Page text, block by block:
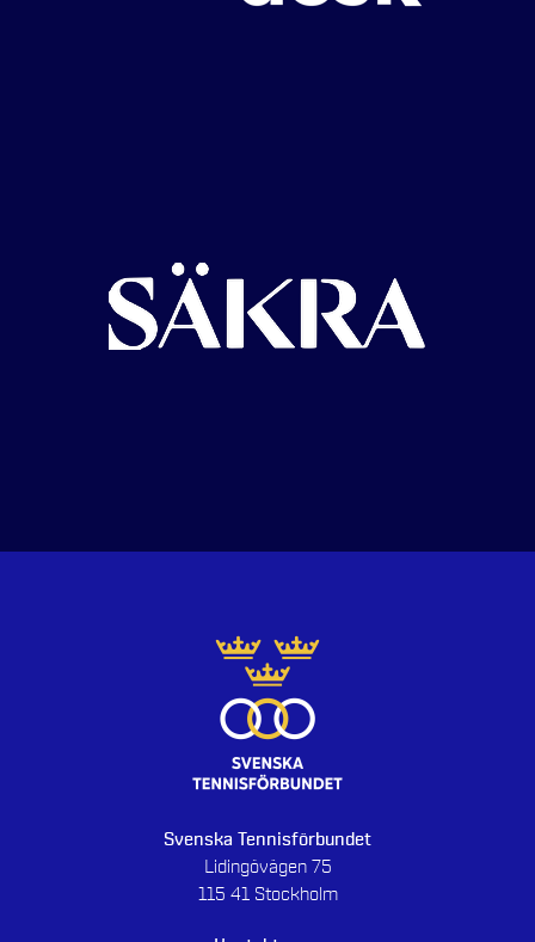
Svenska Tennisförbundet
Lidingövägen 75
115 41 Stockholm